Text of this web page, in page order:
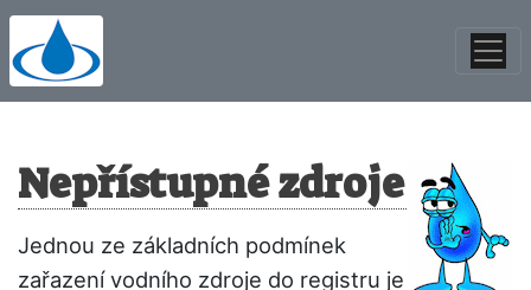
Nepřístupné zdroje
Jednou ze základních podmínek
zařazení vodního zdroje do registru je